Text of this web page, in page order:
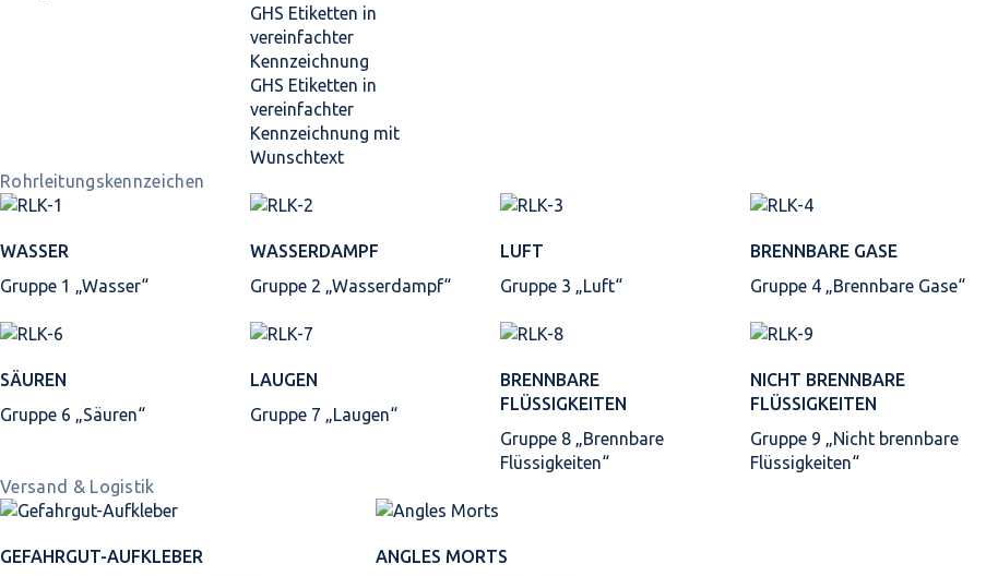
GHS Etiketten in
vereinfachter
Kennzeichnung
GHS Etiketten in
vereinfachter
Kennzeichnung mit
Wunschtext
Rohrleitungskennzeichen
WASSER
Gruppe 1 „Wasser“
WASSERDAMPF
Gruppe 2 „Wasserdampf“
LUFT
Gruppe 3 „Luft“
BRENNBARE GASE
Gruppe 4 „Brennbare Gase“
SÄUREN
Gruppe 6 „Säuren“
LAUGEN
Gruppe 7 „Laugen“
BRENNBARE
FLÜSSIGKEITEN
Gruppe 8 „Brennbare
Flüssigkeiten“
NICHT BRENNBARE
FLÜSSIGKEITEN
Gruppe 9 „Nicht brennbare
Flüssigkeiten“
Versand & Logistik
GEFAHRGUT-AUFKLEBER
ANGLES MORTS